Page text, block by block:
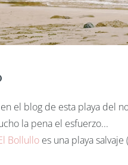
el blog de esta playa del
la pena el esfuerzo...
Bollullo es una playa